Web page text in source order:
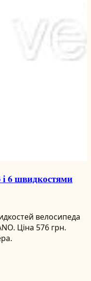
6 швидкостями
велосипеда
Ціна 576 грн.